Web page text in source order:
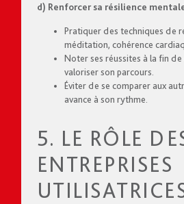
d) Renforcer sa résilience
Pratiquer des techniques de
méditation, cohérence
Noter ses réussites à la fin
valoriser son parcours.
Éviter de se comparer aux
avance à son rythme.
5. LE RÔLE
ENTREPRISES